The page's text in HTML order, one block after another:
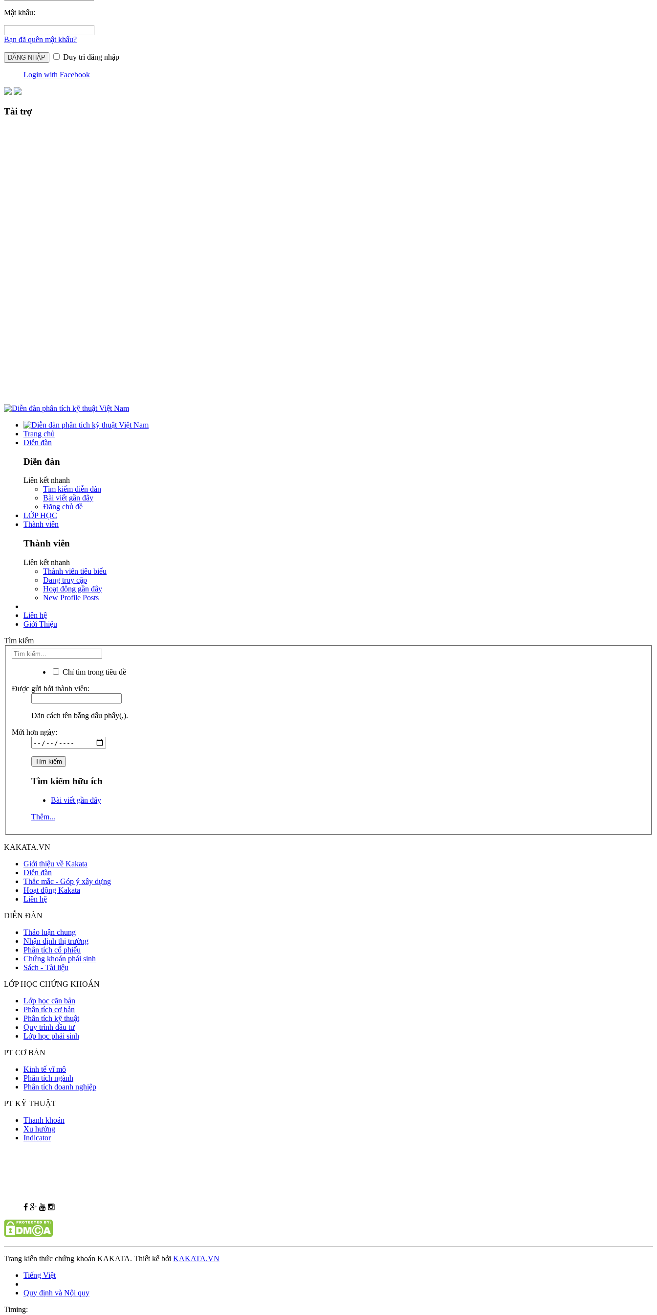
Mật khẩu:
Bạn đã quên mật khẩu?
Duy trì đăng nhập
Login with Facebook
Tài trợ
Trang chủ
Diễn đàn
Diễn đàn
Liên kết nhanh
Tìm kiếm diễn đàn
Bài viết gần đây
Đăng chủ đề
LỚP HỌC
Thành viên
Thành viên
Liên kết nhanh
Thành viên tiêu biểu
Đang truy cập
Hoạt động gần đây
New Profile Posts
Liên hệ
Giới Thiệu
Tìm kiếm
Chỉ tìm trong tiêu đề
Được gửi bởi thành viên:
Dãn cách tên bằng dấu phẩy(,).
Mới hơn ngày:
Tìm kiếm hữu ích
Bài viết gần đây
Thêm...
KAKATA.VN
Giới thiệu về Kakata
Diễn đàn
Thắc mắc - Góp ý xây dựng
Hoạt động Kakata
Liên hệ
DIỄN ĐÀN
Thảo luận chung
Nhận định thị trường
Phân tích cổ phiếu
Chứng khoán phái sinh
Sách - Tài liệu
LỚP HỌC CHỨNG KHOÁN
Lớp học căn bản
Phân tích cơ bản
Phân tích kỹ thuật
Quy trình đầu tư
Lớp học phái sinh
PT CƠ BẢN
Kinh tế vĩ mô
Phân tích ngành
Phân tích doanh nghiệp
PT KỸ THUẬT
Thanh khoản
Xu hướng
Indicator
Trang kiến thức chứng khoán KAKATA. Thiết kế bởi KAKATA.VN
Tiếng Việt
Quy định và Nội quy
Timing: